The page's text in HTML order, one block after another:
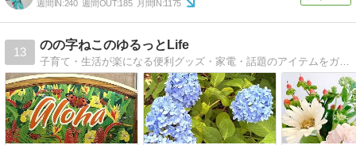
週間IN:240 週間OUT:185 月間IN:1175
13
のの字ねこのゆるっとLife
子育て・生活が楽になる便利グッズ・家電・話題のアイテムをガチレポ＆紹介！ユルく働く家事が苦手な2児のママ。